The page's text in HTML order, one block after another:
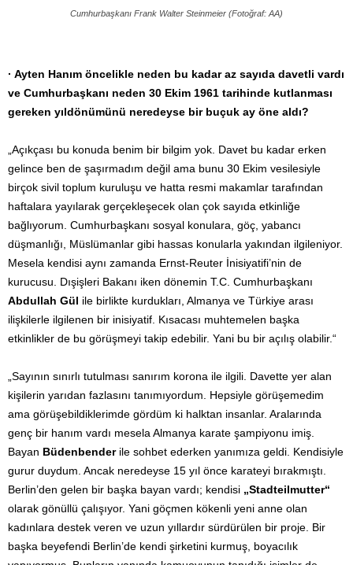
Cumhurbaşkanı Frank Walter Steinmeier (Fotoğraf: AA)
· Ayten Hanım öncelikle neden bu kadar az sayıda davetli vardı
ve Cumhurbaşkanı neden 30 Ekim 1961 tarihinde kutlanması
gereken yıldönümünü neredeyse bir buçuk ay öne aldı?
„Açıkçası bu konuda benim bir bilgim yok. Davet bu kadar erken
gelince ben de şaşırmadım değil ama bunu 30 Ekim vesilesiyle
birçok sivil toplum kuruluşu ve hatta resmi makamlar tarafından
haftalara yayılarak gerçekleşecek olan çok sayıda etkinliğe
bağlıyorum. Cumhurbaşkanı sosyal konulara, göç, yabancı
düşmanlığı, Müslümanlar gibi hassas konularla yakından ilgileniyor.
Mesela kendisi aynı zamanda Ernst-Reuter İnisiyatifi’nin de
kurucusu. Dışişleri Bakanı iken dönemin T.C. Cumhurbaşkanı
Abdullah Gül ile birlikte kurdukları, Almanya ve Türkiye arası
ilişkilerle ilgilenen bir inisiyatif. Kısacası muhtemelen başka
etkinlikler de bu görüşmeyi takip edebilir. Yani bu bir açılış olabilir.“
„Sayının sınırlı tutulması sanırım korona ile ilgili. Davette yer alan
kişilerin yarıdan fazlasını tanımıyordum. Hepsiyle görüşemedim
ama görüşebildiklerimde gördüm ki halktan insanlar. Aralarında
genç bir hanım vardı mesela Almanya karate şampiyonu imiş.
Bayan Büdenbenderile sohbet ederken yanımıza geldi. Kendisiyle
gurur duydum. Ancak neredeyse 15 yıl önce karateyi bırakmıştı.
Berlin’den gelen bir başka bayan vardı; kendisi „Stadteilmutter“
olarak gönüllü çalışıyor. Yani göçmen kökenli yeni anne olan
kadınlara destek veren ve uzun yıllardır sürdürülen bir proje. Bir
başka beyefendi Berlin’de kendi şirketini kurmuş, boyacılık